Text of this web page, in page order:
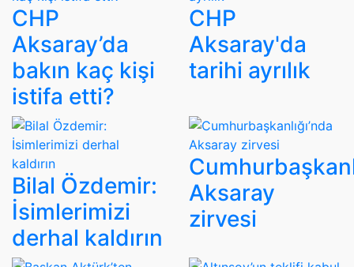
CHP
Aksaray’da
bakın kaç kişi
istifa etti?
CHP
Aksaray'da
tarihi ayrılık
Bilal Özdemir:
İsimlerimizi
derhal kaldırın
Aksaray
zirvesi